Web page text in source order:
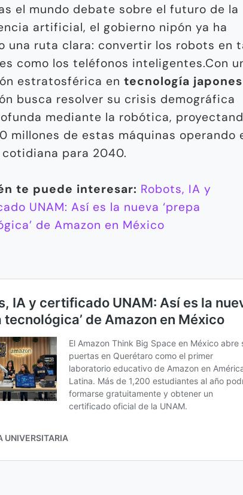
el mundo debate sobre el futuro de la
artificial, el gobierno nipón ya ha
una ruta clara: convertir los robots en
como los teléfonos inteligentes.Con
estratosférica en tecnología
busca resolver su crisis demográfica
mediante la robótica,
millones de estas máquinas operando
para 2040.
te puede interesar: Robots, IA y
UNAM: Así es la nueva ‘prepa
de Amazon en México